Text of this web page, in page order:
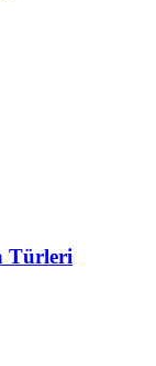
Türleri